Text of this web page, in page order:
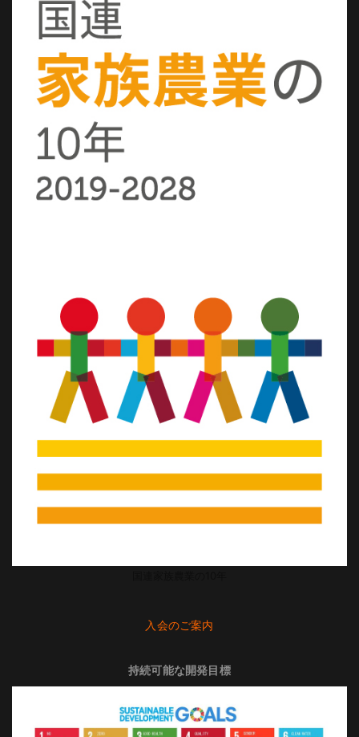
入会のご案内
持続可能な開発目標